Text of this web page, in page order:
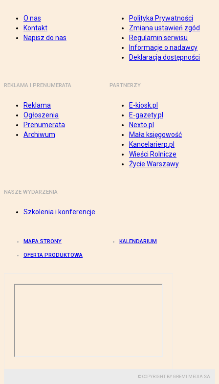
O nas
Kontakt
Napisz do nas
Polityka Prywatności
Zmiana ustawień zgód
Regulamin serwisu
Informacje o nadawcy
Deklaracja dostępności
REKLAMA I PRENUMERATA
Reklama
Ogłoszenia
Prenumerata
Archiwum
PARTNERZY
E-kiosk.pl
E-gazety.pl
Nexto.pl
Mała księgowość
Kancelarierp.pl
Wieści Rolnicze
Życie Warszawy
NASZE WYDARZENIA
Szkolenia i konferencje
MAPA STRONY KALENDARIUM
OFERTA PRODUKTOWA
© COPYRIGHT BY GREMI MEDIA SA